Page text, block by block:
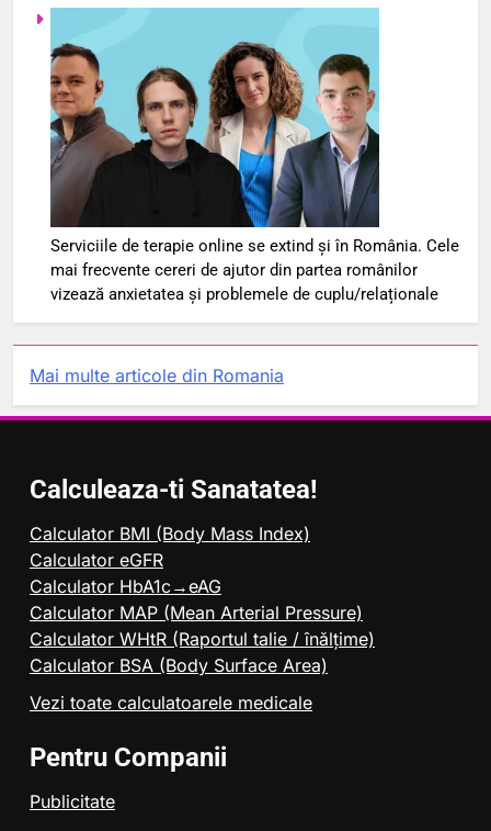
Serviciile de terapie online se extind și în România. Cele
mai frecvente cereri de ajutor din partea românilor
vizează anxietatea și problemele de cuplu/relaționale
Mai multe articole din Romania
Calculeaza-ti Sanatatea!
Calculator BMI (Body Mass Index)
Calculator eGFR
Calculator HbA1c→eAG
Calculator MAP (Mean Arterial Pressure)
Calculator WHtR (Raportul talie / înălțime)
Calculator BSA (Body Surface Area)
Vezi toate calculatoarele medicale
Pentru Companii
Publicitate